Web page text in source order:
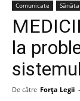
Comunicate
la
De către Forța Legii -